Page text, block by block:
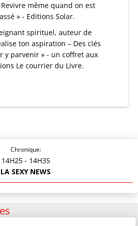
même quand on est
» - Editions Solar.
spirituel, auteur de
ton aspiration – Des clés
y parvenir » - un coffret aux
Le courrier du Livre.
Chronique:
14H25 - 14H35
LA SEXY NEWS